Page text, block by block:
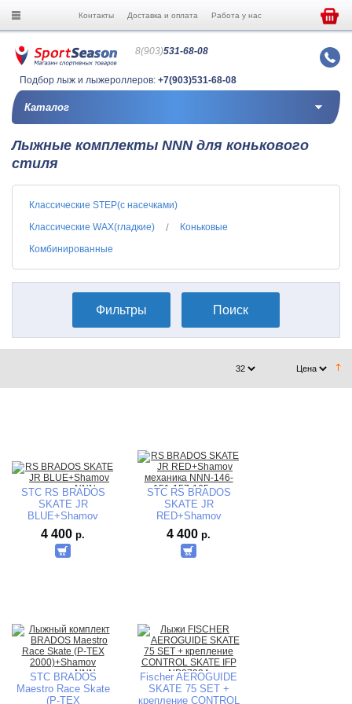
Контакты Доставка и оплата Работа у нас
8(903)531-68-08
Подбор лыж и лыжероллеров: +7(903)531-68-08
Каталог
Лыжные комплекты NNN для конькового
стиля
Классические STEP(с насечками)
Классические WAX(гладкие)
Коньковые
Комбинированные
Фильтры Поиск
STC RS BRADOS
SKATE JR
BLUE+Shamov
механика NNN-146-
151-157-165 cm
4 400 р.
STC RS BRADOS
SKATE JR
RED+Shamov
механика NNN-146-
151-157-165 cm
4 400 р.
STC BRADOS
Maestro Race Skate
(P-TEX
Fischer AEROGUIDE
SKATE 75 SET +
крепление CONTROL